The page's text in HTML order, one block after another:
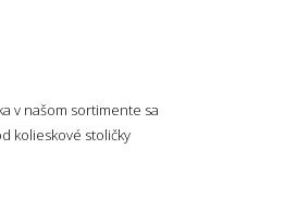
v našom sortimente sa
kolieskové stoličky